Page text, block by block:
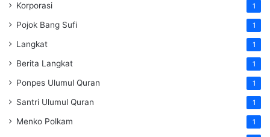
Korporasi 1
Pojok Bang Sufi 1
Langkat 1
Berita Langkat 1
Ponpes Ulumul Quran 1
Santri Ulumul Quran 1
Menko Polkam 1